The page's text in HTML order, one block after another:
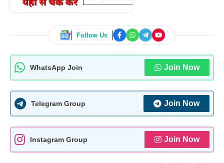
Follow Us
WhatsApp Join Join Now
Telegram Group Join Now
Instagram Group Join Now